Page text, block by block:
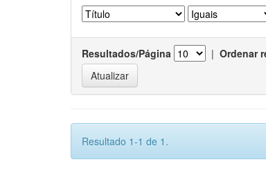
Resultados/Página | Ordenar
Resultado 1-1 de 1.